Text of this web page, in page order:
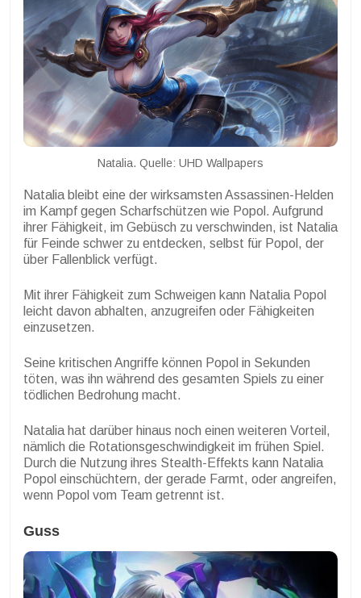
Natalia. Quelle: UHD Wallpapers
Natalia bleibt eine der wirksamsten Assassinen-Helden
im Kampf gegen Scharfschützen wie Popol. Aufgrund
ihrer Fähigkeit, im Gebüsch zu verschwinden, ist Natalia
für Feinde schwer zu entdecken, selbst für Popol, der
über Fallenblick verfügt.
Mit ihrer Fähigkeit zum Schweigen kann Natalia Popol
leicht davon abhalten, anzugreifen oder Fähigkeiten
einzusetzen.
Seine kritischen Angriffe können Popol in Sekunden
töten, was ihn während des gesamten Spiels zu einer
tödlichen Bedrohung macht.
Natalia hat darüber hinaus noch einen weiteren Vorteil,
nämlich die Rotationsgeschwindigkeit im frühen Spiel.
Durch die Nutzung ihres Stealth-Effekts kann Natalia
Popol einschüchtern, der gerade Farmt, oder angreifen,
wenn Popol vom Team getrennt ist.
Guss